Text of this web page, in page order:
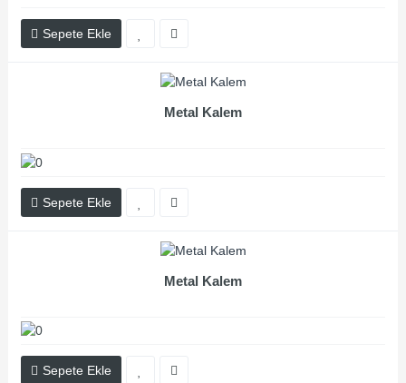
Sepete Ekle
Metal Kalem
Sepete Ekle
Metal Kalem
Sepete Ekle